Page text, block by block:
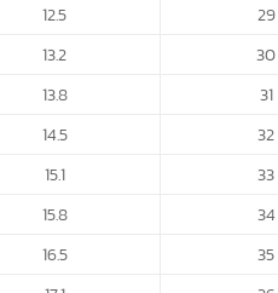
12.5 29
13.2 30
13.8 31
14.5 32
15.1 33
15.8 34
16.5 35